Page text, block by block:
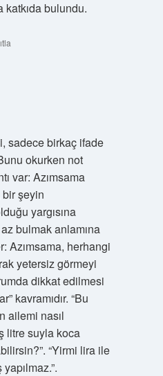
katkıda bulundu.
sadece birkaç ifade
okurken not
var: Azımsama
bir şeyin
yargısına
bulmak anlamına
Azımsama, herhangi
yetersiz görmeyi
dikkat edilmesi
kavramıdır. “Bu
ailemi nasıl
litre suyla koca
“Yirmi lira ile